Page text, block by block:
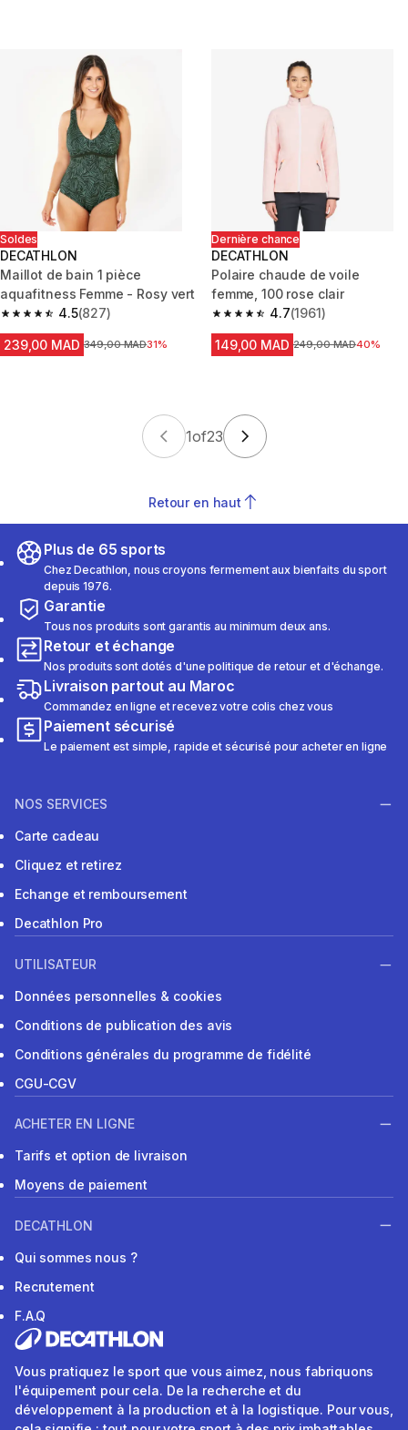
Soldes
DECATHLON
Maillot de bain 1 pièce
aquafitness Femme - Rosy vert
4.5
4.5 out of 5 stars from 827 reviews
(827)
239,00 MAD Prix avant la réduction
349,00 MAD31%
Dernière chance
DECATHLON
Polaire chaude de voile
femme, 100 rose clair
4.7
4.7 out of 5 stars from 1961
(1961)
149,00 MAD Prix avant la réduction
249,00 MAD40%
1of23
Retour en haut
Plus de 65 sports
Chez Decathlon, nous croyons fermement aux bienfaits du sport
depuis 1976.
Garantie
Tous nos produits sont garantis au minimum deux ans.
Retour et échange
Nos produits sont dotés d'une politique de retour et d'échange.
Livraison partout au Maroc
Commandez en ligne et recevez votre colis chez vous
Paiement sécurisé
Le paiement est simple, rapide et sécurisé pour acheter en ligne
NOS SERVICES
Carte cadeau
Cliquez et retirez
Echange et remboursement
Decathlon Pro
UTILISATEUR
Données personnelles & cookies
Conditions de publication des avis
Conditions générales du programme de fidélité
CGU-CGV
ACHETER EN LIGNE
Tarifs et option de livraison
Moyens de paiement
DECATHLON
Qui sommes nous ?
Recrutement
F.A.Q
Vous pratiquez le sport que vous aimez, nous fabriquons
l'équipement pour cela. De la recherche et du
développement à la production et à la logistique. Pour vous,